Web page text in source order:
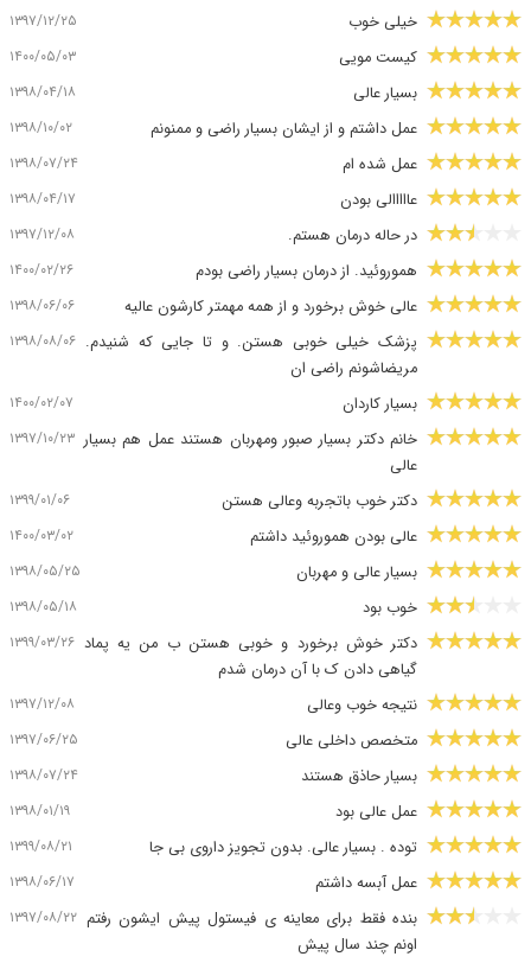
خیلی خوب ۱۳۹۷/۱۲/۲۵
کیست مویی ۱۴۰۰/۰۵/۰۳
بسیار عالی ۱۳۹۸/۰۴/۱۸
عمل داشتم و از ایشان بسیار راضی و ممنونم ۱۳۹۸/۱۰/۰۲
عمل شده ام ۱۳۹۸/۰۷/۲۴
عااااالی بودن ۱۳۹۸/۰۴/۱۷
در حاله درمان هستم. ۱۳۹۷/۱۲/۰۸
هموروئید. از درمان بسیار راضی بودم ۱۴۰۰/۰۲/۲۶
عالی خوش برخورد و از همه مهمتر کارشون عالیه ۱۳۹۸/۰۶/۰۶
پزشک خیلی خوبی هستن. و تا جایی که شنیدم.
مریضاشونم راضی ان
۱۳۹۸/۰۸/۰۶
بسیار کاردان ۱۴۰۰/۰۲/۰۷
خانم دکتر بسیار صبور ومهربان هستند عمل هم بسیار
عالی
۱۳۹۷/۱۰/۲۳
دکتر خوب باتجربه وعالی هستن ۱۳۹۹/۰۱/۰۶
عالی بودن هموروئید داشتم ۱۴۰۰/۰۳/۰۲
بسیار عالی و مهربان ۱۳۹۸/۰۵/۲۵
خوب بود ۱۳۹۸/۰۵/۱۸
دکتر خوش برخورد و خوبی هستن ب من یه پماد
گیاهی دادن ک با آن درمان شدم
۱۳۹۹/۰۳/۲۶
نتیجه خوب وعالی ۱۳۹۷/۱۲/۰۸
متخصص داخلی عالی ۱۳۹۷/۰۶/۲۵
بسیار حاذق هستند ۱۳۹۸/۰۷/۲۴
عمل عالی بود ۱۳۹۸/۰۱/۱۹
توده . بسیار عالی. بدون تجویز داروی بی جا ۱۳۹۹/۰۸/۲۱
عمل آبسه داشتم ۱۳۹۸/۰۶/۱۷
بنده فقط برای معاینه ی فیستول پیش ایشون رفتم
اونم چند سال پیش
۱۳۹۷/۰۸/۲۲